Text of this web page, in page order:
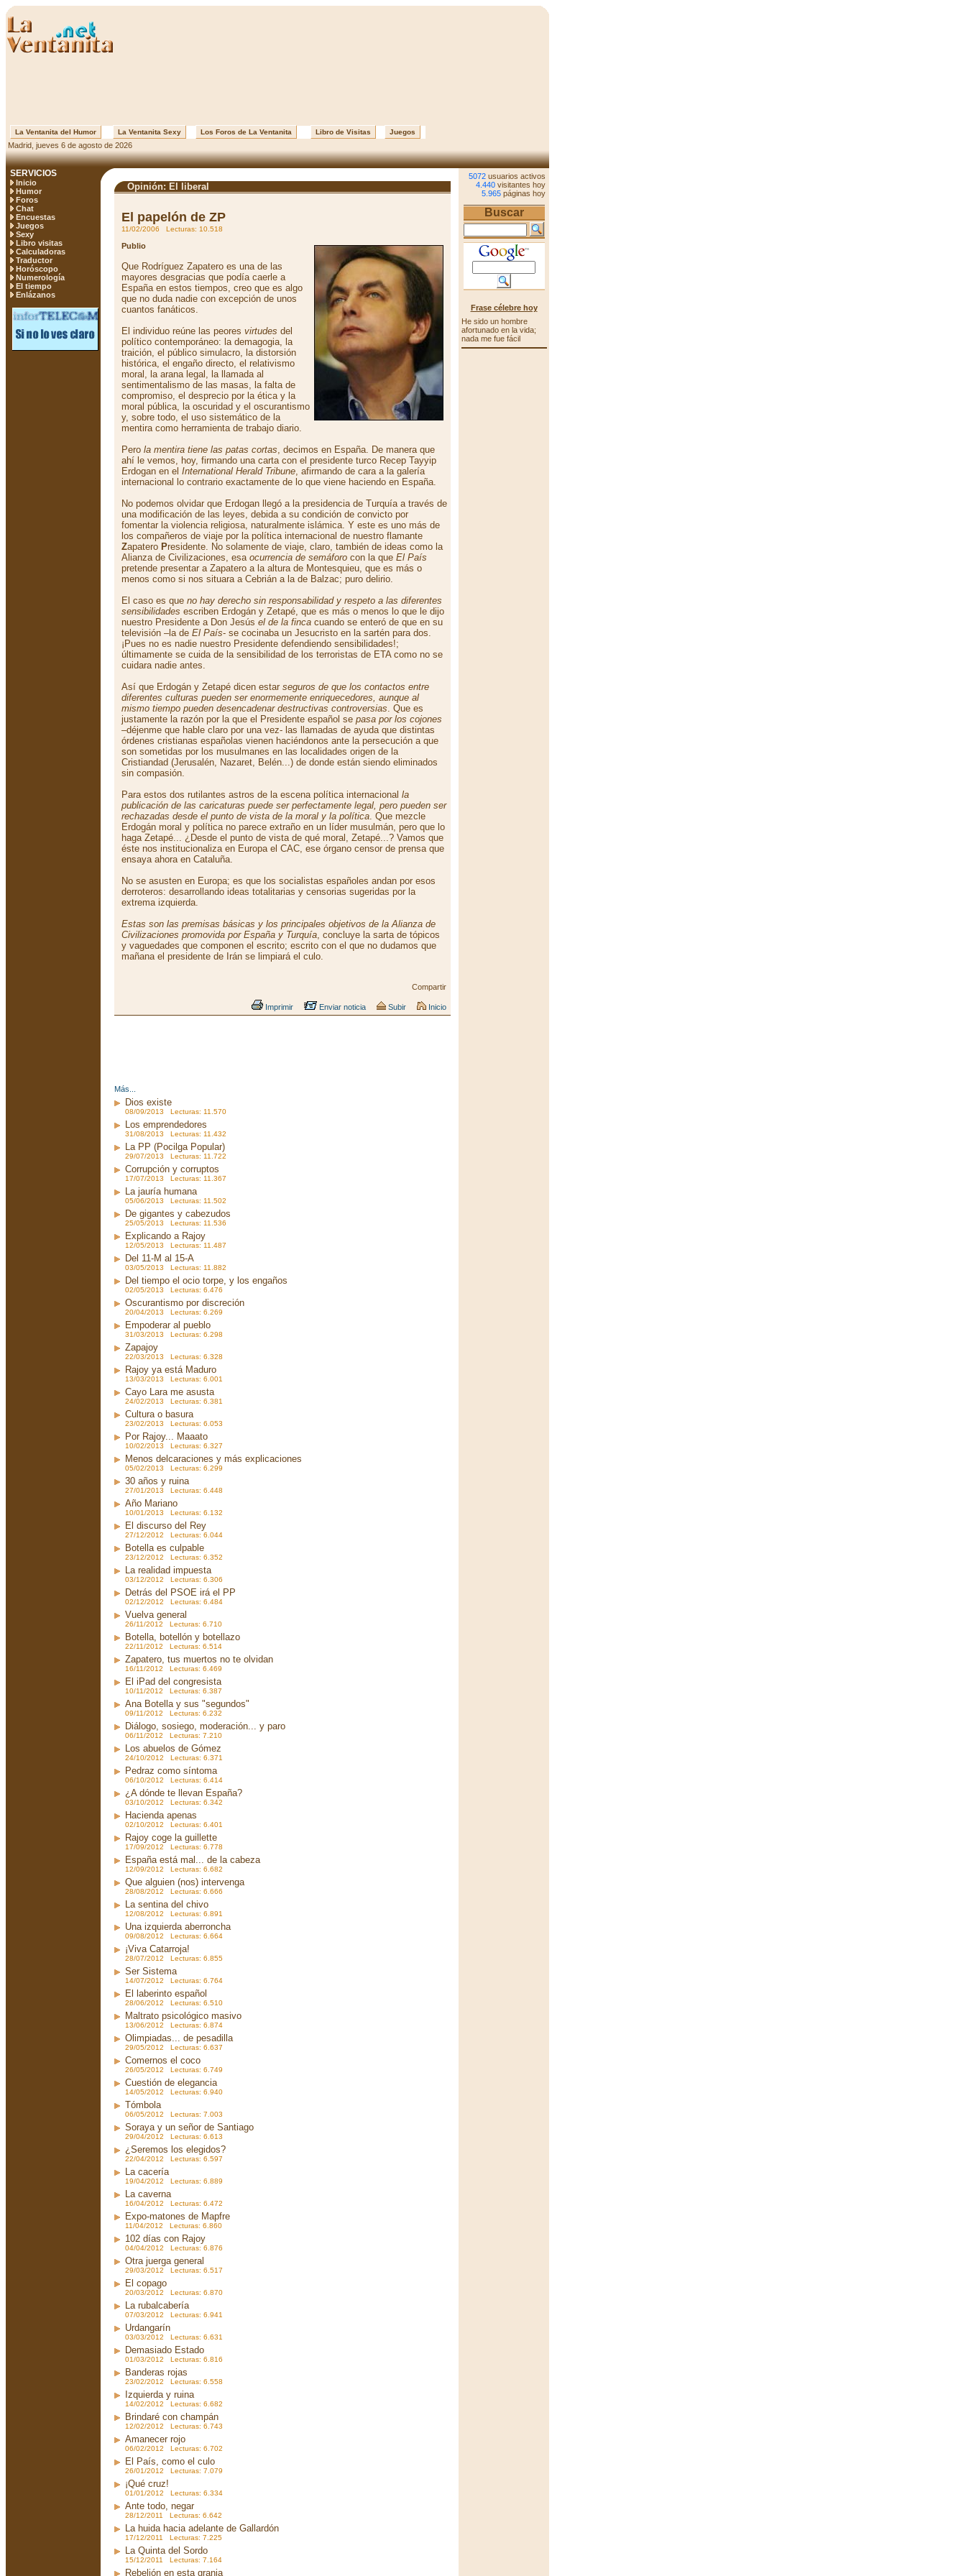
La Ventanita del Humor La Ventanita Sexy Los Foros de La Ventanita Libro de Visitas Juegos
Madrid, jueves 6 de agosto de 2026
SERVICIOS
Inicio
Humor
Foros
Chat
Encuestas
Juegos
Sexy
Libro visitas
Calculadoras
Traductor
Horóscopo
Numerología
El tiempo
Enlázanos
Opinión: El liberal
El papelón de ZP
11/02/2006 Lecturas: 10.518
Publio
Que Rodríguez Zapatero es una de las
mayores desgracias que podía caerle a
España en estos tiempos, creo que es algo
que no duda nadie con excepción de unos
cuantos fanáticos.
El individuo reúne las peores virtudes del
político contemporáneo: la demagogia, la
traición, el público simulacro, la distorsión
histórica, el engaño directo, el relativismo
moral, la arana legal, la llamada al
sentimentalismo de las masas, la falta de
compromiso, el desprecio por la ética y la
moral pública, la oscuridad y el oscurantismo
y, sobre todo, el uso sistemático de la
mentira como herramienta de trabajo diario.
Pero la mentira tiene las patas cortas, decimos en España. De manera que
ahí le vemos, hoy, firmando una carta con el presidente turco Recep Tayyip
Erdogan en el International Herald Tribune, afirmando de cara a la galería
internacional lo contrario exactamente de lo que viene haciendo en España.
No podemos olvidar que Erdogan llegó a la presidencia de Turquía a través de
una modificación de las leyes, debida a su condición de convicto por
fomentar la violencia religiosa, naturalmente islámica. Y este es uno más de
los compañeros de viaje por la política internacional de nuestro flamante
Zapatero Presidente. No solamente de viaje, claro, también de ideas como la
Alianza de Civilizaciones, esa ocurrencia de semáforo con la que El País
pretende presentar a Zapatero a la altura de Montesquieu, que es más o
menos como si nos situara a Cebrián a la de Balzac; puro delirio.
El caso es que no hay derecho sin responsabilidad y respeto a las diferentes
sensibilidades escriben Erdogán y Zetapé, que es más o menos lo que le dijo
nuestro Presidente a Don Jesús el de la finca cuando se enteró de que en su
televisión –la de El País- se cocinaba un Jesucristo en la sartén para dos.
¡Pues no es nadie nuestro Presidente defendiendo sensibilidades!;
últimamente se cuida de la sensibilidad de los terroristas de ETA como no se
cuidara nadie antes.
Así que Erdogán y Zetapé dicen estar seguros de que los contactos entre
diferentes culturas pueden ser enormemente enriquecedores, aunque al
mismo tiempo pueden desencadenar destructivas controversias. Que es
justamente la razón por la que el Presidente español se pasa por los cojones
–déjenme que hable claro por una vez- las llamadas de ayuda que distintas
órdenes cristianas españolas vienen haciéndonos ante la persecución a que
son sometidas por los musulmanes en las localidades origen de la
Cristiandad (Jerusalén, Nazaret, Belén...) de donde están siendo eliminados
sin compasión.
Para estos dos rutilantes astros de la escena política internacional la
publicación de las caricaturas puede ser perfectamente legal, pero pueden ser
rechazadas desde el punto de vista de la moral y la política. Que mezcle
Erdogán moral y política no parece extraño en un líder musulmán, pero que lo
haga Zetapé... ¿Desde el punto de vista de qué moral, Zetapé...? Vamos que
éste nos institucionaliza en Europa el CAC, ese órgano censor de prensa que
ensaya ahora en Cataluña.
No se asusten en Europa; es que los socialistas españoles andan por esos
derroteros: desarrollando ideas totalitarias y censorias sugeridas por la
extrema izquierda.
Estas son las premisas básicas y los principales objetivos de la Alianza de
Civilizaciones promovida por España y Turquía, concluye la sarta de tópicos
y vaguedades que componen el escrito; escrito con el que no dudamos que
mañana el presidente de Irán se limpiará el culo.
Compartir
Imprimir Enviar noticia Subir Inicio
Más...
Dios existe
08/09/2013 Lecturas: 11.570
Los emprendedores
31/08/2013 Lecturas: 11.432
La PP (Pocilga Popular)
29/07/2013 Lecturas: 11.722
Corrupción y corruptos
17/07/2013 Lecturas: 11.367
La jauría humana
05/06/2013 Lecturas: 11.502
De gigantes y cabezudos
25/05/2013 Lecturas: 11.536
Explicando a Rajoy
12/05/2013 Lecturas: 11.487
Del 11-M al 15-A
03/05/2013 Lecturas: 11.882
Del tiempo el ocio torpe, y los engaños
02/05/2013 Lecturas: 6.476
Oscurantismo por discreción
20/04/2013 Lecturas: 6.269
Empoderar al pueblo
31/03/2013 Lecturas: 6.298
Zapajoy
22/03/2013 Lecturas: 6.328
Rajoy ya está Maduro
13/03/2013 Lecturas: 6.001
Cayo Lara me asusta
24/02/2013 Lecturas: 6.381
Cultura o basura
23/02/2013 Lecturas: 6.053
Por Rajoy... Maaato
10/02/2013 Lecturas: 6.327
Menos delcaraciones y más explicaciones
05/02/2013 Lecturas: 6.299
30 años y ruina
27/01/2013 Lecturas: 6.448
Año Mariano
10/01/2013 Lecturas: 6.132
El discurso del Rey
27/12/2012 Lecturas: 6.044
Botella es culpable
23/12/2012 Lecturas: 6.352
La realidad impuesta
03/12/2012 Lecturas: 6.306
Detrás del PSOE irá el PP
02/12/2012 Lecturas: 6.484
Vuelva general
26/11/2012 Lecturas: 6.710
Botella, botellón y botellazo
22/11/2012 Lecturas: 6.514
Zapatero, tus muertos no te olvidan
16/11/2012 Lecturas: 6.469
El iPad del congresista
10/11/2012 Lecturas: 6.387
Ana Botella y sus "segundos"
09/11/2012 Lecturas: 6.232
Diálogo, sosiego, moderación... y paro
06/11/2012 Lecturas: 7.210
Los abuelos de Gómez
24/10/2012 Lecturas: 6.371
Pedraz como síntoma
06/10/2012 Lecturas: 6.414
¿A dónde te llevan España?
03/10/2012 Lecturas: 6.342
Hacienda apenas
02/10/2012 Lecturas: 6.401
Rajoy coge la guillette
17/09/2012 Lecturas: 6.778
España está mal... de la cabeza
12/09/2012 Lecturas: 6.682
Que alguien (nos) intervenga
28/08/2012 Lecturas: 6.666
La sentina del chivo
12/08/2012 Lecturas: 6.891
Una izquierda aberroncha
09/08/2012 Lecturas: 6.664
¡Viva Catarroja!
28/07/2012 Lecturas: 6.855
Ser Sistema
14/07/2012 Lecturas: 6.764
El laberinto español
28/06/2012 Lecturas: 6.510
Maltrato psicológico masivo
13/06/2012 Lecturas: 6.874
Olimpiadas... de pesadilla
29/05/2012 Lecturas: 6.637
Comernos el coco
26/05/2012 Lecturas: 6.749
Cuestión de elegancia
14/05/2012 Lecturas: 6.940
Tómbola
06/05/2012 Lecturas: 7.003
Soraya y un señor de Santiago
29/04/2012 Lecturas: 6.613
¿Seremos los elegidos?
22/04/2012 Lecturas: 6.597
La cacería
19/04/2012 Lecturas: 6.889
La caverna
16/04/2012 Lecturas: 6.472
Expo-matones de Mapfre
11/04/2012 Lecturas: 6.860
102 días con Rajoy
04/04/2012 Lecturas: 6.876
Otra juerga general
29/03/2012 Lecturas: 6.517
El copago
20/03/2012 Lecturas: 6.870
La rubalcabería
07/03/2012 Lecturas: 6.941
Urdangarín
03/03/2012 Lecturas: 6.631
Demasiado Estado
01/03/2012 Lecturas: 6.816
Banderas rojas
23/02/2012 Lecturas: 6.558
Izquierda y ruina
14/02/2012 Lecturas: 6.682
Brindaré con champán
12/02/2012 Lecturas: 6.743
Amanecer rojo
06/02/2012 Lecturas: 6.702
El País, como el culo
26/01/2012 Lecturas: 7.079
¡Qué cruz!
01/01/2012 Lecturas: 6.334
Ante todo, negar
28/12/2011 Lecturas: 6.642
La huida hacia adelante de Gallardón
17/12/2011 Lecturas: 7.225
La Quinta del Sordo
15/12/2011 Lecturas: 7.164
Rebelión en esta granja
5072 usuarios activos
4.440 visitantes hoy
5.965 páginas hoy
Buscar
Frase célebre hoy
He sido un hombre
afortunado en la vida;
nada me fue fácil